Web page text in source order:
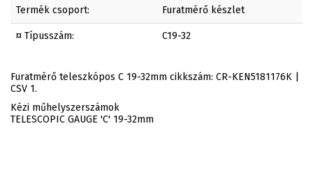
Termék csoport: Furatmérő készlet
¤ Típusszám: C19-32
Furatmérő teleszkópos C 19-32mm cikkszám: CR-KEN5181176K |
CSV 1.
Kézi műhelyszerszámok
TELESCOPIC GAUGE 'C' 19-32mm